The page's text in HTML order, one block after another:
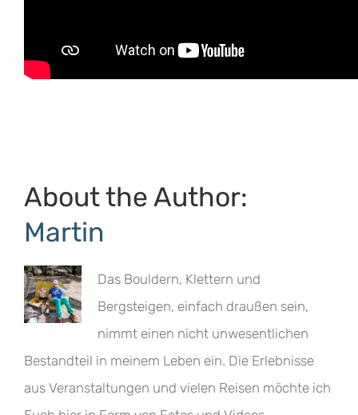
About the Author:
Martin
Das Bouldern, Klettern und
Bergsteigen, einfach draußen sein,
nimmt einen nicht unwesentlichen
Bestandteil in meinem Leben ein. Die Erlebnisse
aus Veranstaltungen und vielen Reisen möchte ich